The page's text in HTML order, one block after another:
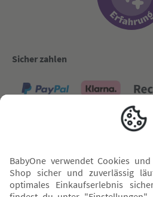
Sicher zahlen
Versand mit